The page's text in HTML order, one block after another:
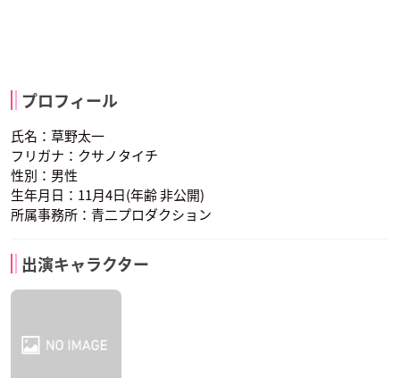
プロフィール
氏名：草野太一
フリガナ：クサノタイチ
性別：男性
生年月日：11月4日(年齢 非公開)
所属事務所：青二プロダクション
出演キャラクター